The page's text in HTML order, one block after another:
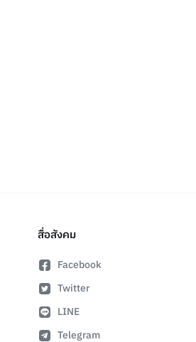
สื่อสังคม
Facebook
Twitter
LINE
Telegram